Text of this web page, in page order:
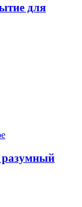
для
разумный